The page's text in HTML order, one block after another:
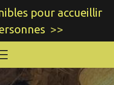
pour accueillir
>>